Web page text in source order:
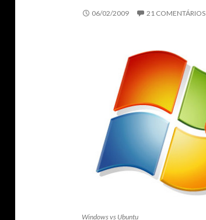
06/02/2009 21 COMENTÁRIOS
Windows vs Ubuntu